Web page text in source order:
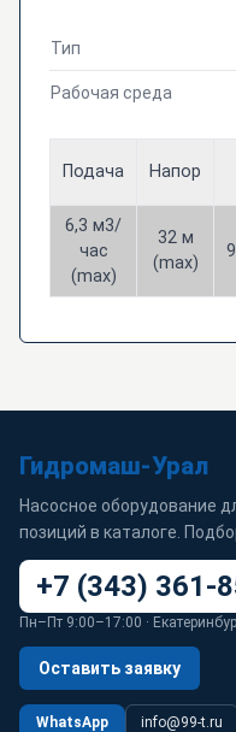
Тип
Рабочая среда
Подача Напор
6,3 м3/
час
(max)
32 м
(max)
Гидромаш-Урал
Насосное оборудование
позиций в каталоге.
+7 (343) 361-
Пн–Пт 9:00–17:00 ·
Оставить заявку
WhatsApp info@99-t.ru